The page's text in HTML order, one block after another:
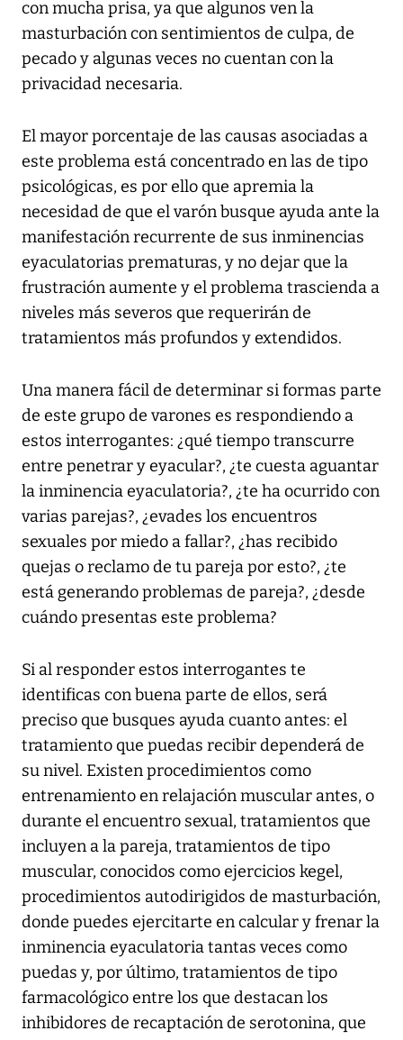
con mucha prisa, ya que algunos ven la
masturbación con sentimientos de culpa, de
pecado y algunas veces no cuentan con la
privacidad necesaria.
El mayor porcentaje de las causas asociadas a
este problema está concentrado en las de tipo
psicológicas, es por ello que apremia la
necesidad de que el varón busque ayuda ante la
manifestación recurrente de sus inminencias
eyaculatorias prematuras, y no dejar que la
frustración aumente y el problema trascienda a
niveles más severos que requerirán de
tratamientos más profundos y extendidos.
Una manera fácil de determinar si formas parte
de este grupo de varones es respondiendo a
estos interrogantes: ¿qué tiempo transcurre
entre penetrar y eyacular?, ¿te cuesta aguantar
la inminencia eyaculatoria?, ¿te ha ocurrido con
varias parejas?, ¿evades los encuentros
sexuales por miedo a fallar?, ¿has recibido
quejas o reclamo de tu pareja por esto?, ¿te
está generando problemas de pareja?, ¿desde
cuándo presentas este problema?
Si al responder estos interrogantes te
identificas con buena parte de ellos, será
preciso que busques ayuda cuanto antes: el
tratamiento que puedas recibir dependerá de
su nivel. Existen procedimientos como
entrenamiento en relajación muscular antes, o
durante el encuentro sexual, tratamientos que
incluyen a la pareja, tratamientos de tipo
muscular, conocidos como ejercicios kegel,
procedimientos autodirigidos de masturbación,
donde puedes ejercitarte en calcular y frenar la
inminencia eyaculatoria tantas veces como
puedas y, por último, tratamientos de tipo
farmacológico entre los que destacan los
inhibidores de recaptación de serotonina, que